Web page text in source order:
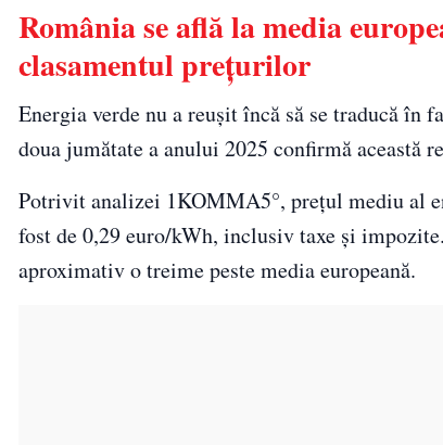
România se află la media
clasamentul prețurilor
Energia verde nu a reușit încă să se traducă
doua jumătate a anului 2025 confirmă această
Potrivit analizei 1KOMMA5°, prețul mediu al
fost de 0,29 euro/kWh, inclusiv taxe și
aproximativ o treime peste media europeană.